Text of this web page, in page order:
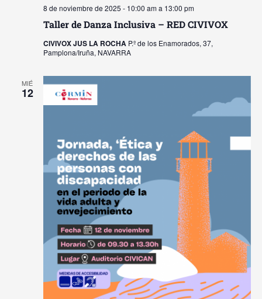
Taller de Danza Inclusiva – RED CIVIVOX
8 de noviembre de 2025 - 10:00 ama 13:00 pm
CIVIVOX JUS LA ROCHA P.º de los Enamorados, 37,
Pamplona/Iruña, NAVARRA
MIÉ
12